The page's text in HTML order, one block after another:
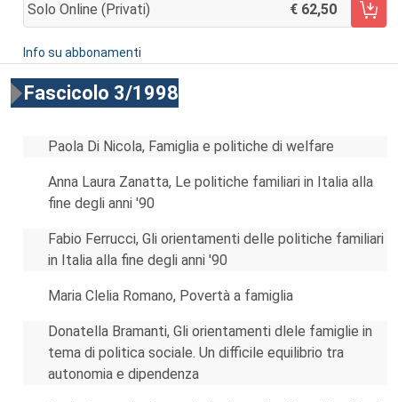
Solo Online (privati) 62,50
AGGIUNGI AL CARRELLO
Info su abbonamenti
Fascicolo 3/1998
Paola Di Nicola, Famiglia e politiche di welfare
Anna Laura Zanatta, Le politiche familiari in Italia alla
fine degli anni '90
Fabio Ferrucci, Gli orientamenti delle politiche familiari
in Italia alla fine degli anni '90
Maria Clelia Romano, Povertà a famiglia
Donatella Bramanti, Gli orientamenti dlele famiglie in
tema di politica sociale. Un difficile equilibrio tra
autonomia e dipendenza